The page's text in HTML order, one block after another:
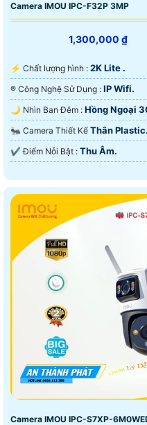
Camera IMOU IPC-F32P 3MP
1,300,000 ₫
️⚡ Chất lượng hình : 2K Lite .
®️ Công Nghệ Sử Dụng : IP Wifi.
🌙 Nhìn Ban Đêm : Hồng Ngoại
🐜 Camera Thiết Kế Thân Plastic.
️✔️ Điểm Nỗi Bật : Thu Âm.
Camera IMOU IPC-S7XP-